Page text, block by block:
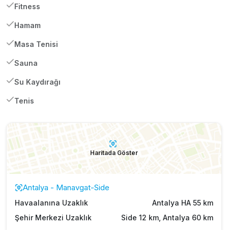
Fitness
Hamam
Masa Tenisi
Sauna
Su Kaydırağı
Tenis
Haritada Göster
Antalya - Manavgat-Side
Havaalanına Uzaklık
Antalya HA 55 km
Şehir Merkezi Uzaklık
Side 12 km, Antalya 60 km